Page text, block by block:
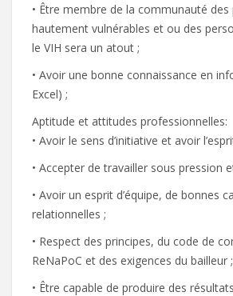
• Être membre de la communauté
hautement vulnérables et ou des
le VIH sera un atout ;
• Avoir une bonne connaissance en
Excel) ;
Aptitude et attitudes professionnelles:
• Avoir le sens d’initiative et avoir
• Accepter de travailler sous pression
• Avoir un esprit d’équipe, de bonnes
relationnelles ;
• Respect des principes, du code de
ReNaPoC et des exigences du bailleur ;
• Être capable de produire des